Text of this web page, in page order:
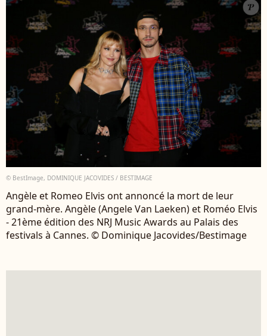
© BestImage, DOMINIQUE JACOVIDES / BESTIMAGE
Angèle et Romeo Elvis ont annoncé la mort de leur
grand-mère. Angèle (Angele Van Laeken) et Roméo Elvis
- 21ème édition des NRJ Music Awards au Palais des
festivals à Cannes. © Dominique Jacovides/Bestimage